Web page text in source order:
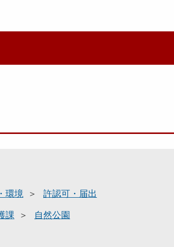
環境 許認可・届出
課
自然公園